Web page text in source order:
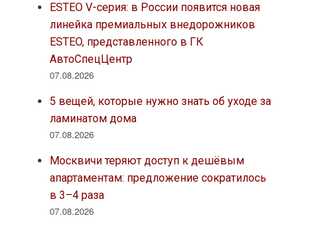
сократилось на треть
07.08.2026
BMW АВТОДОМ Вернадский и BMW
АВТОДОМ МКАД стали лучшими
пользователей 2ГИС
06.08.2026
кредитную программу JETOUR FINANCE на
весь модельный ряд бренда
06.08.2026